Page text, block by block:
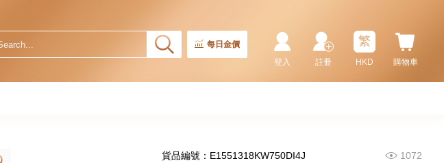
每日金價
購物車
繁
HKD
註冊
登入
貨品編號：E1551318KW750DI4J 1072